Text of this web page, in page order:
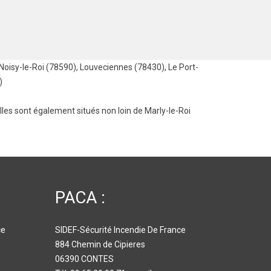
le-Roi (78590), Louveciennes (78430),
Le Port-
sont également situés non loin de Marly-le-Roi
PACA :
SIDEF-Sécurité Incendie De France
884 Chemin de Cipieres
06390 CONTES